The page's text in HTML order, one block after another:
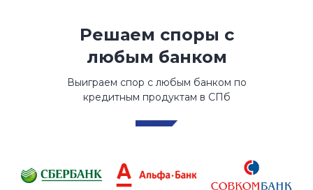
Решаем споры с
любым банком
Выиграем спор с любым банком по
кредитным продуктам в СПб